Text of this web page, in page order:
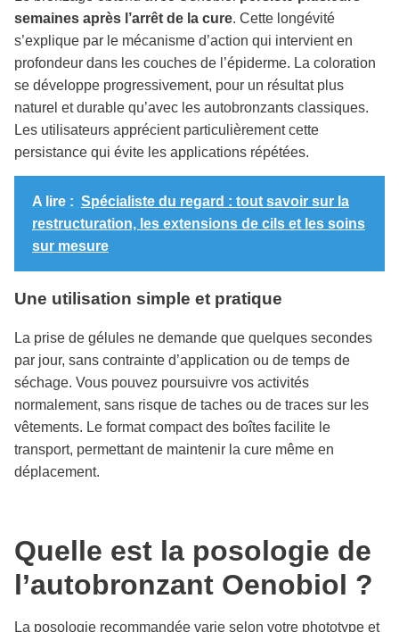
semaines après l’arrêt de la cure. Cette longévité
s’explique par le mécanisme d’action qui intervient en
profondeur dans les couches de l’épiderme. La coloration
se développe progressivement, pour un résultat plus
naturel et durable qu’avec les autobronzants classiques.
Les utilisateurs apprécient particulièrement cette
persistance qui évite les applications répétées.
A lire : Spécialiste du regard : tout savoir sur la
restructuration, les extensions de cils et les soins
sur mesure
Une utilisation simple et pratique
La prise de gélules ne demande que quelques secondes
par jour, sans contrainte d’application ou de temps de
séchage. Vous pouvez poursuivre vos activités
normalement, sans risque de taches ou de traces sur les
vêtements. Le format compact des boîtes facilite le
transport, permettant de maintenir la cure même en
déplacement.
Quelle est la posologie de
l’autobronzant Oenobiol ?
La posologie recommandée varie selon votre phototype et